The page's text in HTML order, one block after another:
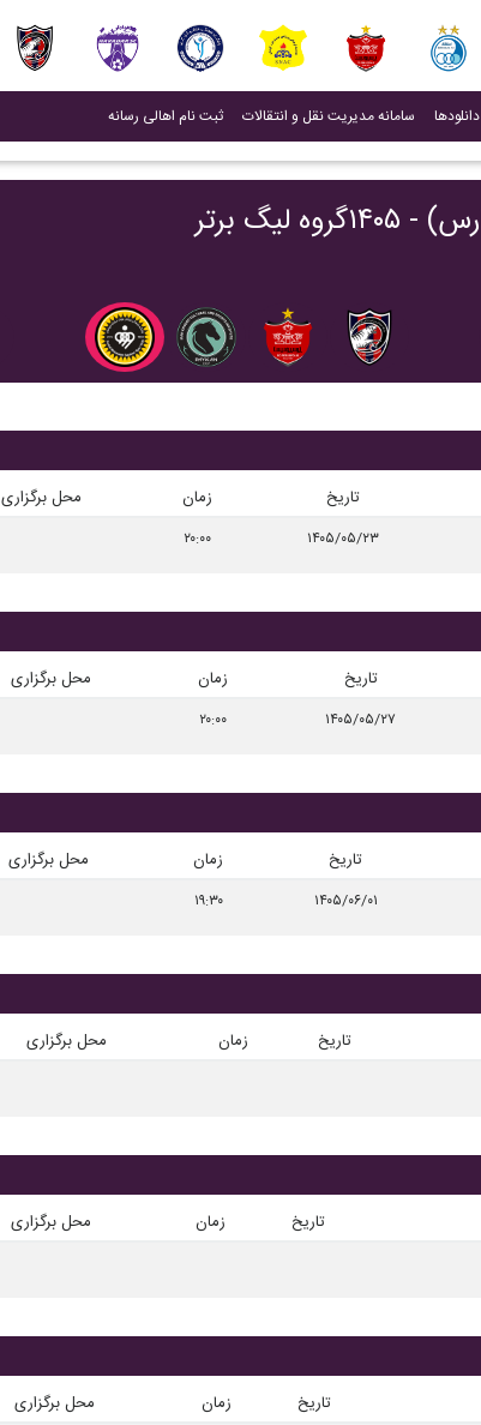
دانلودها سامانه مدیریت نقل و انتقالات
(current) ثبت نام اهالی رسانه
(current)
تاریخ زمان محل برگزاری
۱۴۰۵/۰۵/۲۳ ۲۰:۰۰
تاریخ زمان محل برگزاری
۱۴۰۵/۰۵/۲۷ ۲۰:۰۰
تاریخ زمان محل برگزاری
۱۴۰۵/۰۶/۰۱ ۱۹:۳۰
تاریخ زمان محل برگزاری
تاریخ زمان محل برگزاری
تاریخ زمان محل برگزاری